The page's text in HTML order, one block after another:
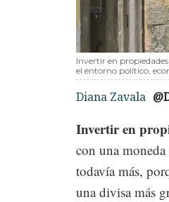
Invertir en
el entorno político,
Diana Zavala
Invertir en
con una
todavía más,
una divisa más